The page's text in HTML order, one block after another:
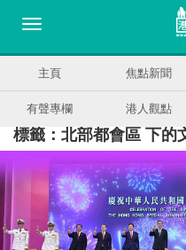
主頁 焦點新聞
有聲專欄 港人觀點
標籤：北部都會區 下的